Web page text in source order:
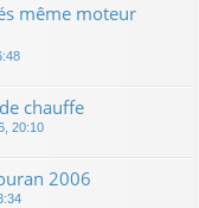
même moteur
chauffe
20:10
2006